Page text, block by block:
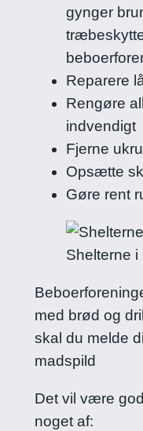
gynger
Reparere
Rengøre
indvendigt
Fjerne
Opsætte
Gøre rent
Shelterne i
med brød og
skal du melde
madspild
Det vil være
noget af: